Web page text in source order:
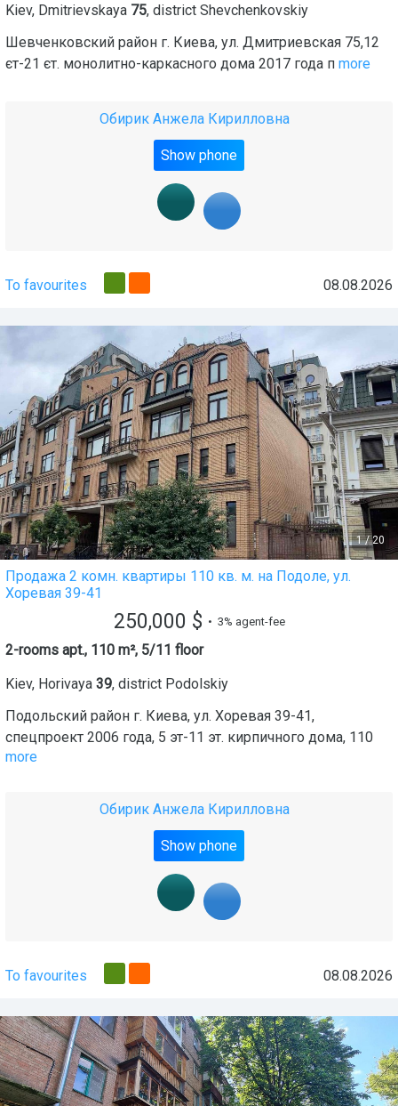
Kiev, Dmitrievskaya 75, district Shevchenkovskiy
Шевченковский район г. Киева, ул. Дмитриевская 75,12
єт-21 єт. монолитно-каркасного дома 2017 года п more
Обирик Анжела Кирилловна
Show phone
To favourites 08.08.2026
1/20
Продажа 2 комн. квартиры 110 кв. м. на Подоле, ул.
Хоревая 39-41
250,000 $ • 3% agent-fee
2-rooms apt., 110 m², 5/11 floor
Kiev, Horivaya 39, district Podolskiy
Подольский район г. Киева, ул. Хоревая 39-41,
спецпроект 2006 года, 5 эт-11 эт. кирпичного дома, 110
more
Обирик Анжела Кирилловна
Show phone
To favourites 08.08.2026